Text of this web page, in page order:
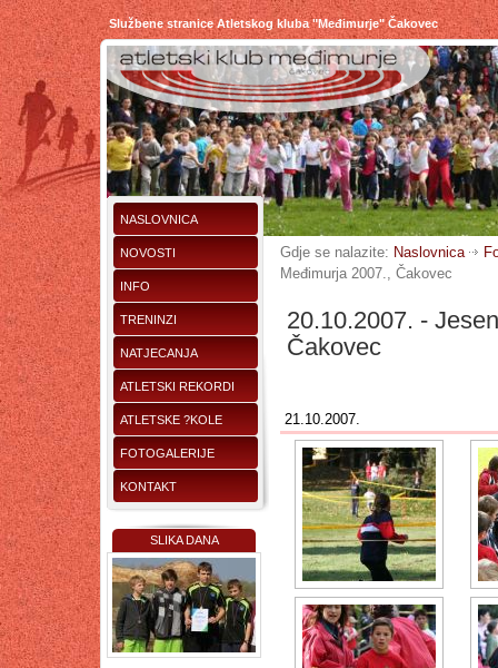
Službene stranice Atletskog kluba "Međimurje" Čakovec
NASLOVNICA
NOVOSTI
INFO
TRENINZI
NATJECANJA
ATLETSKI REKORDI
ATLETSKE ?KOLE
FOTOGALERIJE
KONTAKT
SLIKA DANA
Gdje se nalazite: Naslovnica
Međimurja 2007., Čakovec
20.10.2007. -
Čakovec
21.10.2007.